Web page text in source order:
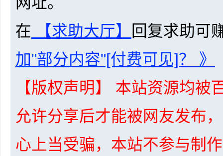
在 【求助大厅】
回复求助可
加"部分内容"[付费可见]？ 》
【版权声明】 本站资源均
允许分享后才能被网友发布
心上当受骗，本站不参与制